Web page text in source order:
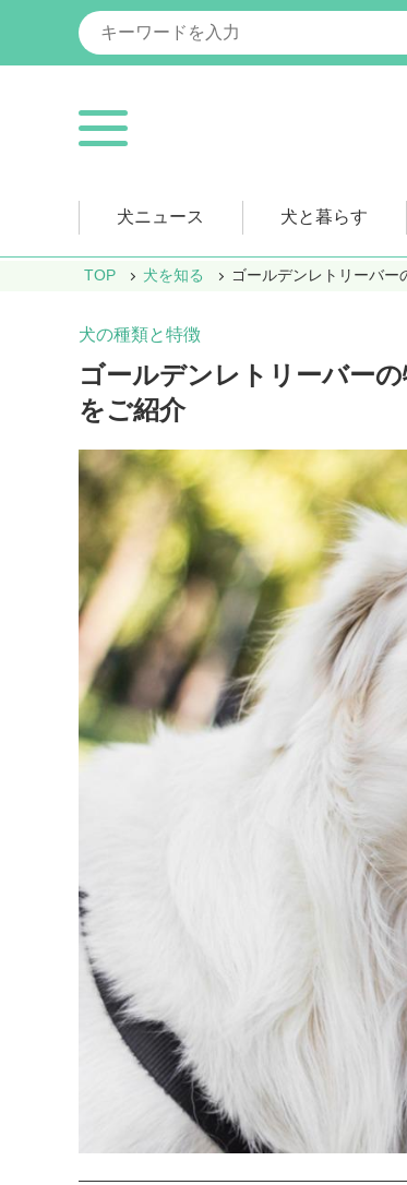
犬ニュース 犬と暮らす
TOP 犬を知る ゴールデンレトリーバ
犬の種類と特徴
ゴールデンレトリーバー
をご紹介